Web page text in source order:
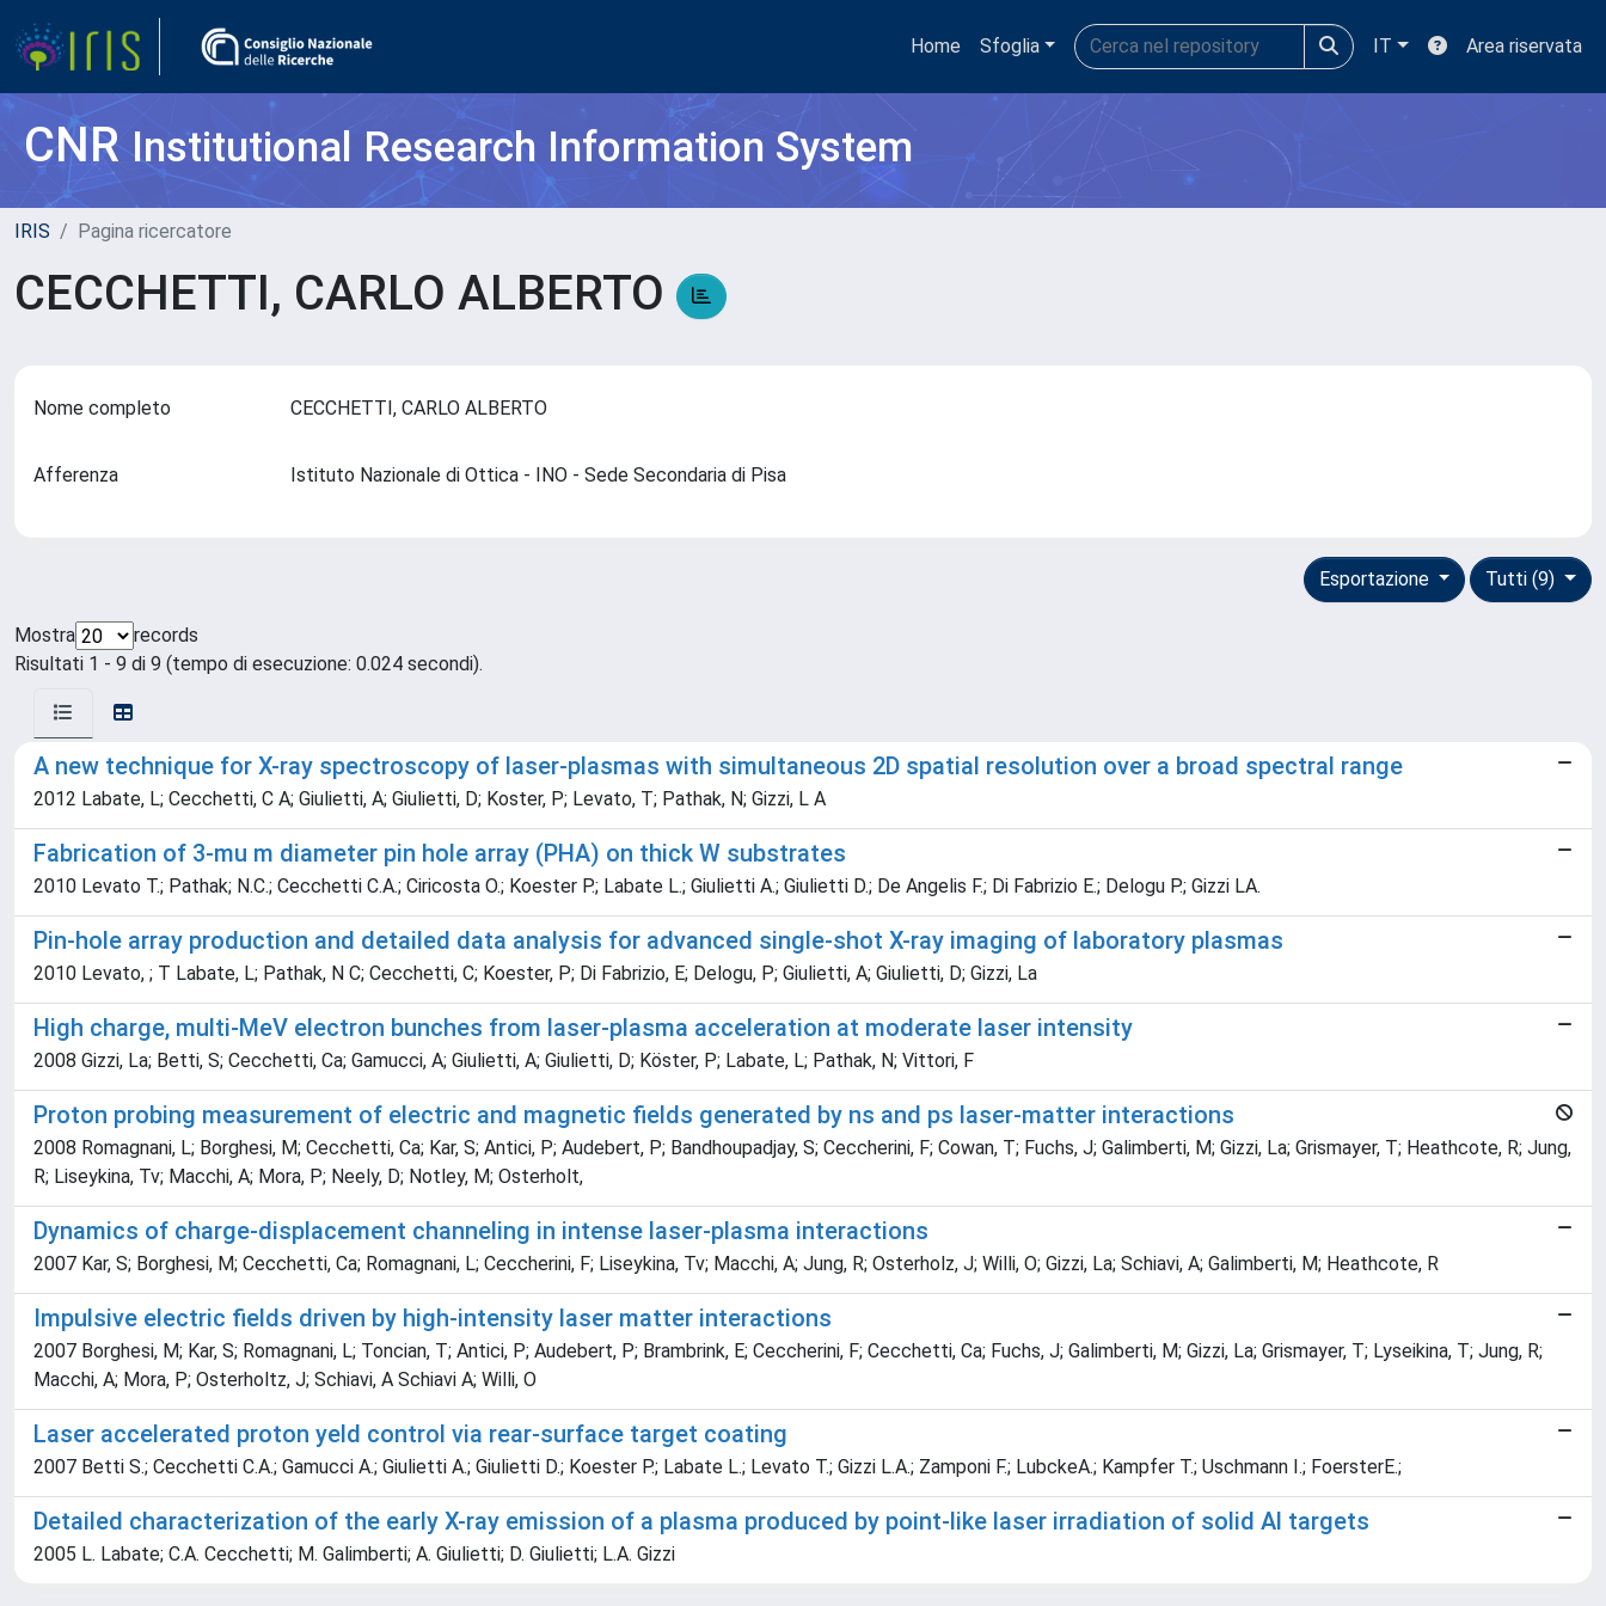
Home Sfoglia IT Area riservata
CNRInstitutional Research Information System
IRIS Pagina ricercatore
CECCHETTI, CARLO ALBERTO
Nome completo CECCHETTI, CARLO ALBERTO
Afferenza Istituto Nazionale di Ottica - INO - Sede Secondaria di Pisa
Tutti (9)
Esportazione
Mostra
records
Risultati 1 - 9 di 9 (tempo di esecuzione: 0.024 secondi).
A new technique for X-ray spectroscopy of laser-plasmas with simultaneous 2D spatial resolution over a broad spectral range
2012 Labate, L; Cecchetti, C A; Giulietti, A; Giulietti, D; Koster, P; Levato, T; Pathak, N; Gizzi, L A
Fabrication of 3-mu m diameter pin hole array (PHA) on thick W substrates
2010 Levato T.; Pathak; N.C.; Cecchetti C.A.; Ciricosta O.; Koester P.; Labate L.; Giulietti A.; Giulietti D.; De Angelis F.; Di Fabrizio E.; Delogu P.; Gizzi LA.
Pin-hole array production and detailed data analysis for advanced single-shot X-ray imaging of laboratory plasmas
2010 Levato, ; T Labate, L; Pathak, N C; Cecchetti, C; Koester, P; Di Fabrizio, E; Delogu, P; Giulietti, A; Giulietti, D; Gizzi, La
High charge, multi-MeV electron bunches from laser-plasma acceleration at moderate laser intensity
2008 Gizzi, La; Betti, S; Cecchetti, Ca; Gamucci, A; Giulietti, A; Giulietti, D; Köster, P; Labate, L; Pathak, N; Vittori, F
Proton probing measurement of electric and magnetic fields generated by ns and ps laser-matter interactions
2008 Romagnani, L; Borghesi, M; Cecchetti, Ca; Kar, S; Antici, P; Audebert, P; Bandhoupadjay, S; Ceccherini, F; Cowan, T; Fuchs, J; Galimberti, M; Gizzi, La; Grismayer, T; Heathcote, R; Jung,
R; Liseykina, Tv; Macchi, A; Mora, P; Neely, D; Notley, M; Osterholt,
Dynamics of charge-displacement channeling in intense laser-plasma interactions
2007 Kar, S; Borghesi, M; Cecchetti, Ca; Romagnani, L; Ceccherini, F; Liseykina, Tv; Macchi, A; Jung, R; Osterholz, J; Willi, O; Gizzi, La; Schiavi, A; Galimberti, M; Heathcote, R
Impulsive electric fields driven by high-intensity laser matter interactions
2007 Borghesi, M; Kar, S; Romagnani, L; Toncian, T; Antici, P; Audebert, P; Brambrink, E; Ceccherini, F; Cecchetti, Ca; Fuchs, J; Galimberti, M; Gizzi, La; Grismayer, T; Lyseikina, T; Jung, R;
Macchi, A; Mora, P; Osterholtz, J; Schiavi, A Schiavi A; Willi, O
Laser accelerated proton yeld control via rear-surface target coating
2007 Betti S.; Cecchetti C.A.; Gamucci A.; Giulietti A.; Giulietti D.; Koester P.; Labate L.; Levato T.; Gizzi L.A.; Zamponi F.; LubckeA.; Kampfer T.; Uschmann I.; FoersterE.;
Detailed characterization of the early X-ray emission of a plasma produced by point-like laser irradiation of solid Al targets
2005 L. Labate; C.A. Cecchetti; M. Galimberti; A. Giulietti; D. Giulietti; L.A. Gizzi